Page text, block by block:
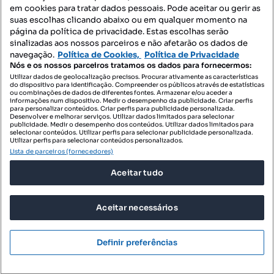
Mapa do Site
Contacte-nos
SIGA-NOS:
DESCARREGAR NA:
© 2026 Imovirtual.com, OLX Portugal, S.A.
TERMOS DE UTILIZAÇÃO
POLÍTICA DE PRIVACIDADE
CONFIGURAÇÕES DE PRIVACIDADE
em cookies para tratar dados pessoais. Pode aceitar ou gerir as
suas escolhas clicando abaixo ou em qualquer momento na
página da política de privacidade. Estas escolhas serão
sinalizadas aos nossos parceiros e não afetarão os dados de
navegação. Política de Cookies, Política de Privacidade
Nós e os nossos parceiros tratamos os dados para fornecermos:
Utilizar dados de geolocalização precisos. Procurar ativamente as características
do dispositivo para identificação. Compreender os públicos através de estatísticas
ou combinações de dados de diferentes fontes. Armazenar e/ou aceder a
informações num dispositivo. Medir o desempenho da publicidade. Criar perfis
para personalizar conteúdos. Criar perfis para publicidade personalizada.
Desenvolver e melhorar serviços. Utilizar dados limitados para selecionar
publicidade. Medir o desempenho dos conteúdos. Utilizar dados limitados para
selecionar conteúdos. Utilizar perfis para selecionar publicidade personalizada.
Utilizar perfis para selecionar conteúdos personalizados.
Lista de parceiros (fornecedores)
Aceitar tudo
Aceitar necessários
Definir preferências